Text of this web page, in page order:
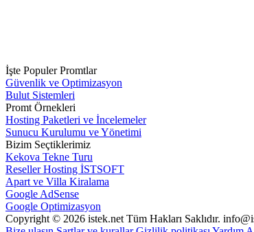
İşte Populer Promtlar
Güvenlik ve Optimizasyon
Bulut Sistemleri
Promt Örnekleri
Hosting Paketleri ve İncelemeler
Sunucu Kurulumu ve Yönetimi
Bizim Seçtiklerimiz
Kekova Tekne Turu
Reseller Hosting İSTSOFT
Apart ve Villa Kiralama
Google AdSense
Google Optimizasyon
Copyright © 2026 istek.net Tüm Hakları Saklıdır.